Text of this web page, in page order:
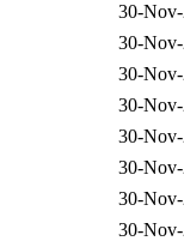
30-
30-
30-
30-
30-
30-
30-
30-